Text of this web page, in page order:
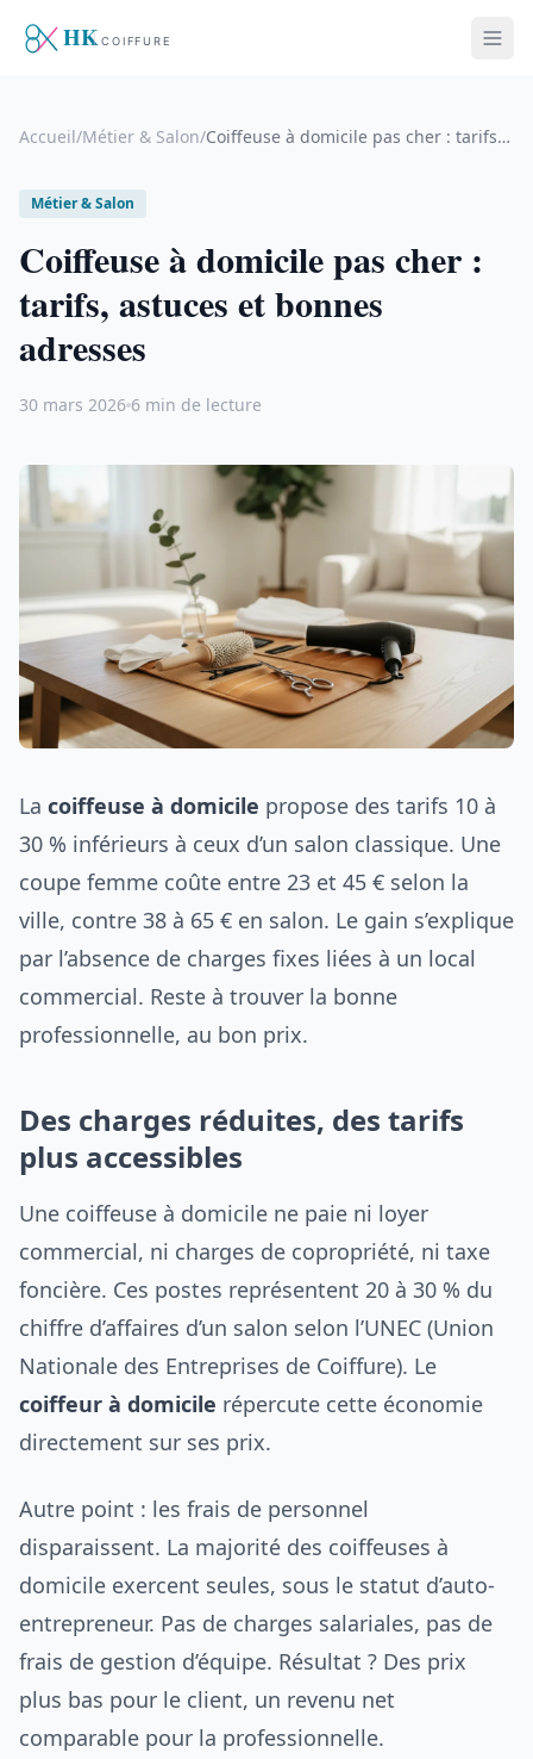
Accueil/Métier & Salon/ Coiffeuse à domicile pas cher : tarifs, astuces et bonnes adresses
Métier & Salon
Coiffeuse à domicile pas cher :
tarifs, astuces et bonnes
adresses
30 mars 2026 6 min de lecture
La coiffeuse à domicile propose des tarifs 10 à
30 % inférieurs à ceux d’un salon classique. Une
coupe femme coûte entre 23 et 45 € selon la
ville, contre 38 à 65 € en salon. Le gain s’explique
par l’absence de charges fixes liées à un local
commercial. Reste à trouver la bonne
professionnelle, au bon prix.
Des charges réduites, des tarifs
plus accessibles
Une coiffeuse à domicile ne paie ni loyer
commercial, ni charges de copropriété, ni taxe
foncière. Ces postes représentent 20 à 30 % du
chiffre d’affaires d’un salon selon l’UNEC (Union
Nationale des Entreprises de Coiffure). Le
coiffeur à domicile répercute cette économie
directement sur ses prix.
Autre point : les frais de personnel
disparaissent. La majorité des coiffeuses à
domicile exercent seules, sous le statut d’auto-
entrepreneur. Pas de charges salariales, pas de
frais de gestion d’équipe. Résultat ? Des prix
plus bas pour le client, un revenu net
comparable pour la professionnelle.